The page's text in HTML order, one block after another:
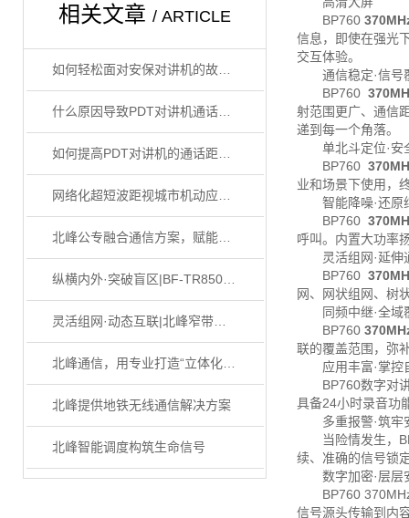
相关文章 / ARTICLE
如何轻松面对安保对讲机的故障判断，一起来看看吧
什么原因导致PDT对讲机通话距离短!
如何提高PDT对讲机的通话距离？
网络化超短波距视城市机动应急通信系统
北峰公专融合通信方案，赋能化工园区安全生产
纵横内外·突破盲区|BF-TR8500​高功率全频段数字中继台
灵活组网·动态互联|北峰窄带自组网构建安全应急网络
北峰通信，用专业打造“立体化”应急通信保障体系
北峰提供地铁无线通信解决方案
北峰智能调度构筑生命信号
BP760
信息，即使在强光
交互体验。
通信稳定·信号
BP760
射范围更广、通信
递到每一个角落。
单北斗定位·安
BP760
业和场景下使用，
智能降噪·还原
BP760
呼叫。内置大功率
灵活组网·延伸
BP760
网、网状组网、树
同频中继·全域
BP760
联的覆盖范围，弥
应用丰富·掌控
BP760数字对讲
具备24小时录音功
多重报警·筑牢
当险情发生，
续、准确的信号锁
数字加密·层层
BP760 370MHz
信号源头传输到内